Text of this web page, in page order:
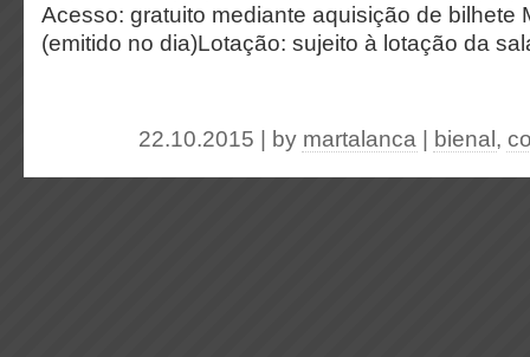
Acesso: gratuito mediante aquisição de bilhete
(emitido no dia)Lotação: sujeito à lotação da
22.10.2015 | by martalanca bienal ,